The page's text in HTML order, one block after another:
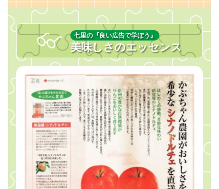
七里の『良い広告で学ぼう』
美味しさのエッセンス